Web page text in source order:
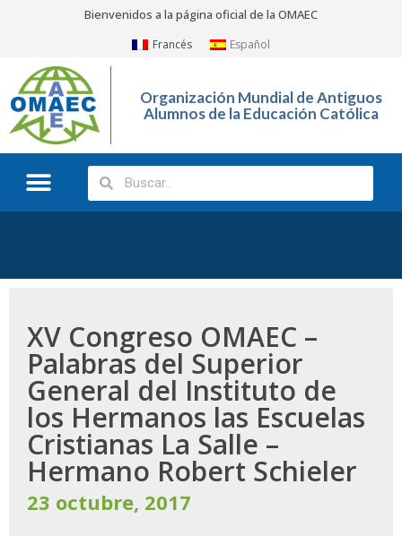
Bienvenidos a la página oficial de la OMAEC
Francés Español
Organización Mundial de Antiguos
Alumnos de la Educación Católica
XV Congreso OMAEC –
Palabras del Superior
General del Instituto de
los Hermanos las Escuelas
Cristianas La Salle –
Hermano Robert Schieler
23 octubre, 2017